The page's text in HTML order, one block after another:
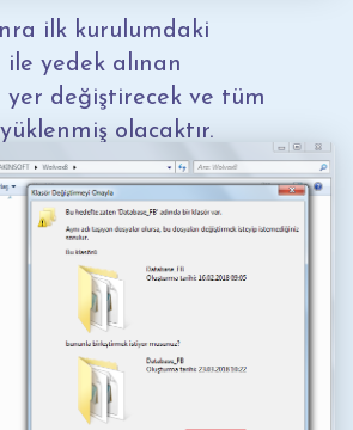
ilk kurulumdaki
ile yedek alınan
yer değiştirecek ve tüm
olacaktır.